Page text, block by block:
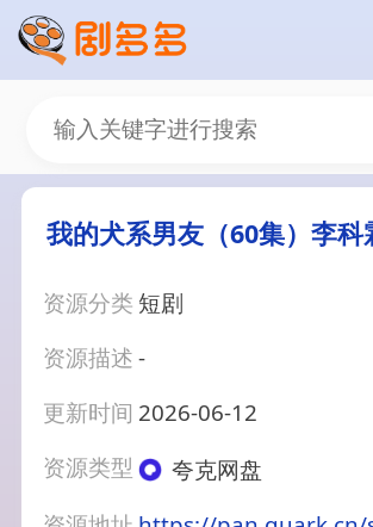
我的犬系男友（60集）李科
资源分类 短剧
资源描述-
更新时间 2026-06-12
资源类型
夸克网盘